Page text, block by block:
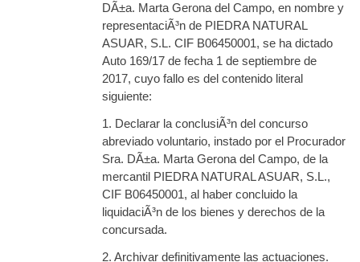
DÃ±a. Marta Gerona del Campo, en nombre y
representaciÃ³n de PIEDRA NATURAL
ASUAR, S.L. CIF B06450001, se ha dictado
Auto 169/17 de fecha 1 de septiembre de
2017, cuyo fallo es del contenido literal
siguiente:
1. Declarar la conclusiÃ³n del concurso
abreviado voluntario, instado por el Procurador
Sra. DÃ±a. Marta Gerona del Campo, de la
mercantil PIEDRA NATURAL ASUAR, S.L.,
CIF B06450001, al haber concluido la
liquidaciÃ³n de los bienes y derechos de la
concursada.
2. Archivar definitivamente las actuaciones.